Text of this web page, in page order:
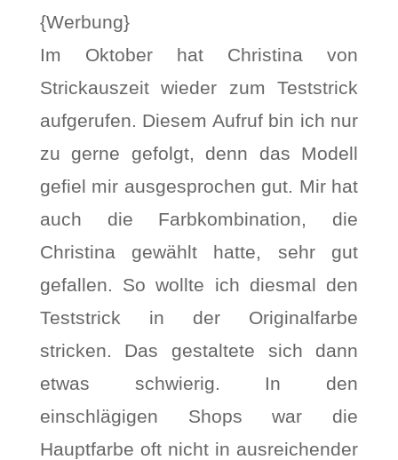
{Werbung}
Im Oktober hat Christina von
Strickauszeit wieder zum Teststrick
aufgerufen. Diesem Aufruf bin ich nur
zu gerne gefolgt, denn das Modell
gefiel mir ausgesprochen gut. Mir hat
auch die Farbkombination, die
Christina gewählt hatte, sehr gut
gefallen. So wollte ich diesmal den
Teststrick in der Originalfarbe
stricken. Das gestaltete sich dann
etwas schwierig. In den
einschlägigen Shops war die
Hauptfarbe oft nicht in ausreichender